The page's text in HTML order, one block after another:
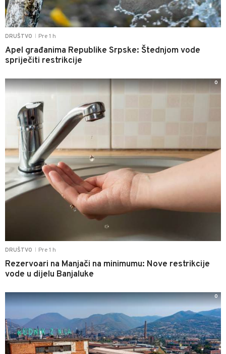
DRUŠTVO Pre 1 h
Apel građanima Republike Srpske: Štednjom vode
spriječiti restrikcije
DRUŠTVO Pre 1 h
Rezervoari na Manjači na minimumu: Nove restrikcije
vode u dijelu Banjaluke
0
0